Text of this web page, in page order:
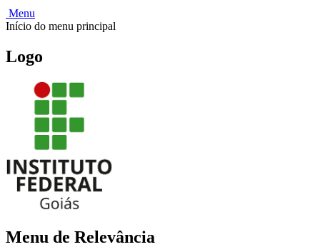
Menu
Início do menu principal
Logo
Menu de Relevância